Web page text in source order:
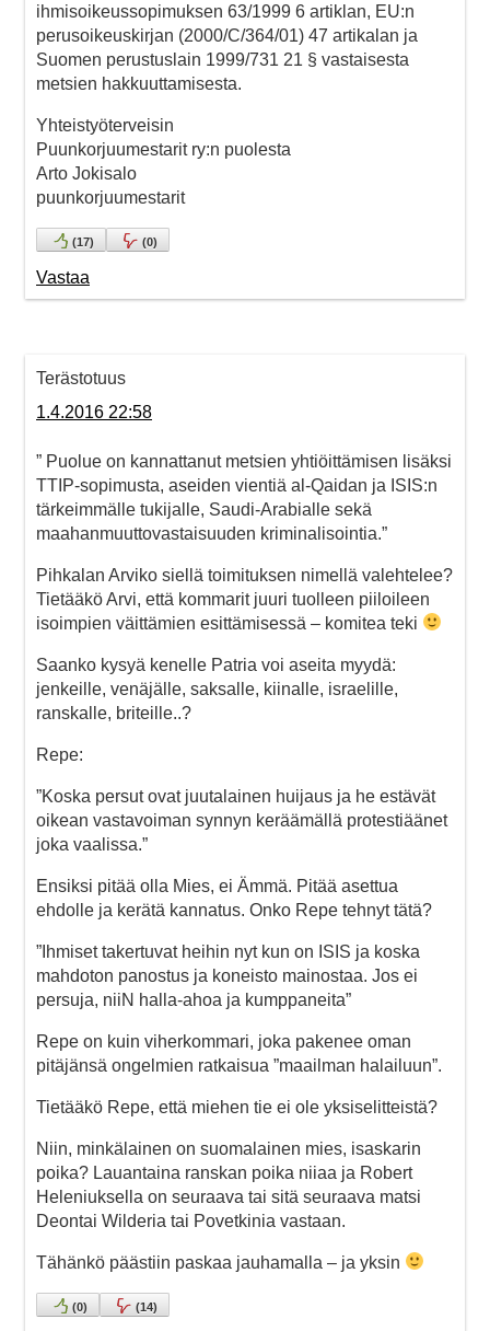
ihmisoikeussopimuksen 63/1999 6 artiklan, EU:n
perusoikeuskirjan (2000/C/364/01) 47 artikalan ja
Suomen perustuslain 1999/731 21 § vastaisesta
metsien hakkuuttamisesta.
Yhteistyöterveisin
Puunkorjuumestarit ry:n puolesta
Arto Jokisalo
puunkorjuumestarit
(17) (0)
Vastaa
Terästotuus
1.4.2016 22:58
” Puolue on kannattanut metsien yhtiöittämisen lisäksi
TTIP-sopimusta, aseiden vientiä al-Qaidan ja ISIS:n
tärkeimmälle tukijalle, Saudi-Arabialle sekä
maahanmuuttovastaisuuden kriminalisointia.”
Pihkalan Arviko siellä toimituksen nimellä valehtelee?
Tietääkö Arvi, että kommarit juuri tuolleen piiloileen
isoimpien väittämien esittämisessä – komitea teki
Saanko kysyä kenelle Patria voi aseita myydä:
jenkeille, venäjälle, saksalle, kiinalle, israelille,
ranskalle, briteille..?
Repe:
”Koska persut ovat juutalainen huijaus ja he estävät
oikean vastavoiman synnyn keräämällä protestiäänet
joka vaalissa.”
Ensiksi pitää olla Mies, ei Ämmä. Pitää asettua
ehdolle ja kerätä kannatus. Onko Repe tehnyt tätä?
”Ihmiset takertuvat heihin nyt kun on ISIS ja koska
mahdoton panostus ja koneisto mainostaa. Jos ei
persuja, niiN halla-ahoa ja kumppaneita”
Repe on kuin viherkommari, joka pakenee oman
pitäjänsä ongelmien ratkaisua ”maailman halailuun”.
Tietääkö Repe, että miehen tie ei ole yksiselitteistä?
Niin, minkälainen on suomalainen mies, isaskarin
poika? Lauantaina ranskan poika niiaa ja Robert
Heleniuksella on seuraava tai sitä seuraava matsi
Deontai Wilderia tai Povetkinia vastaan.
Tähänkö päästiin paskaa jauhamalla – ja yksin
(0) (14)